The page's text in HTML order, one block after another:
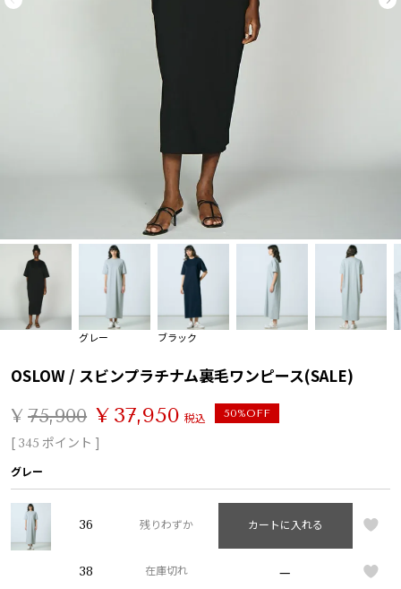
グレー ブラック
OSLOW / スビンプラチナム裏毛ワンピース(SALE)
¥ 75,900 ¥ 37,950 税込 50%OFF
[ 345 ポイント ]
グレー
36 残りわずか カートに入れる
38 在庫切れ —